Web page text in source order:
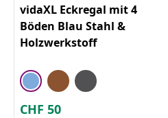
vidaXL Eckregal mit 4
Böden Blau Stahl &
Holzwerkstoff
CHF 50